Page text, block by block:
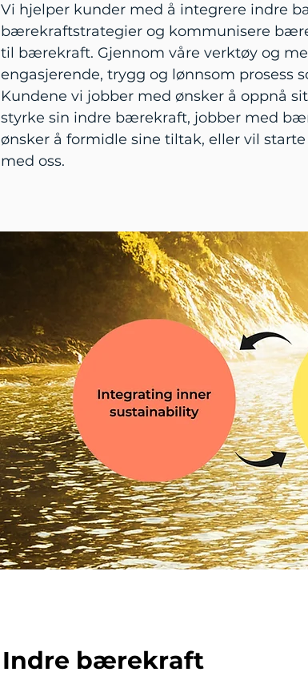
Vi hjelper kunder med å integrere indre
bærekraftstrategier og kommunisere
til bærekraft. Gjennom våre verktøy og
engasjerende, trygg og lønnsom prosess
Kundene vi jobber med ønsker å oppnå
styrke sin indre bærekraft, jobber med
ønsker å formidle sine tiltak, eller vil
med oss.
Indre bærekraft